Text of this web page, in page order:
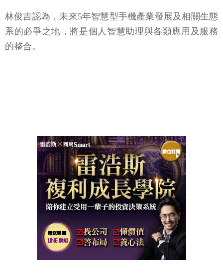
林俊吉認為，未來5年智慧型手機產業發展及相關生態
系的必爭之地，將是個人智慧助理與各類應用及服務
的整合。